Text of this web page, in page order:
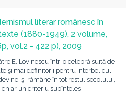
literar românesc în
(1880-1949), 2 volume,
vol.2 - 422 p), 2009
E. Lovinescu într-o celebră suită de
şi mai definitorii pentru interbelicul
şi rămâne în tot restul secolului,
chiar un criteriu subînteles